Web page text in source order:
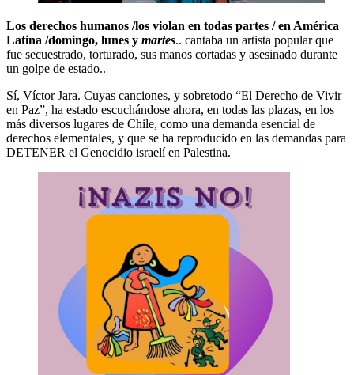
Los derechos humanos /los violan en todas partes / en América
Latina /domingo, lunes y martes.. cantaba un artista popular que
fue secuestrado, torturado, sus manos cortadas y asesinado durante
un golpe de estado..
Sí, Víctor Jara. Cuyas canciones, y sobretodo “El Derecho de Vivir
en Paz”, ha estado escuchándose ahora, en todas las plazas, en los
más diversos lugares de Chile, como una demanda esencial de
derechos elementales, y que se ha reproducido en las demandas para
DETENER el Genocidio israelí en Palestina.